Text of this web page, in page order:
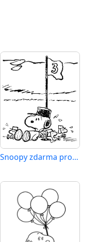
Snoopy zdarma pro děti